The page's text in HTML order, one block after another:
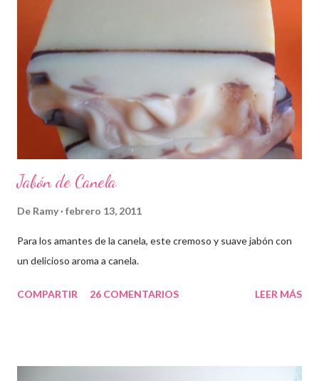
Jabón de Canela
De Ramy febrero 13, 2011
Para los amantes de la canela, este cremoso y suave jabón con
un delicioso aroma a canela.
COMPARTIR 26 COMENTARIOS LEER MÁS